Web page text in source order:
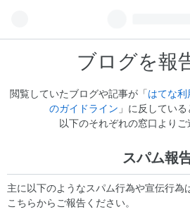
ブログを報
閲覧していたブログや記事が「はてな利
のガイドライン 」に反している
以下のそれぞれの窓口よりご
スパム報
主に以下のようなスパム行為や宣伝行為
こちらからご報告ください。